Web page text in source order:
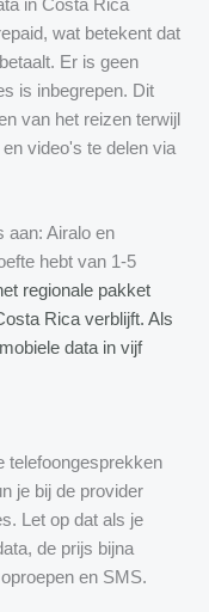
in Costa Rica
wat betekent dat
Er is geen
is inbegrepen. Dit
van het reizen terwijl
video's te delen via
aan: Airalo en
hebt van 1-5
regionale pakket
Rica verblijft. Als
data in vijf
telefoongesprekken
je bij de provider
Let op dat als je
de prijs bijna
en SMS.